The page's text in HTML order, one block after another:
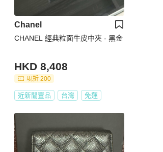
Chanel
CHANEL 經典粒面牛皮中夾 - 黑金
HKD 8,408
現折 200
近新閒置品 台灣 免運